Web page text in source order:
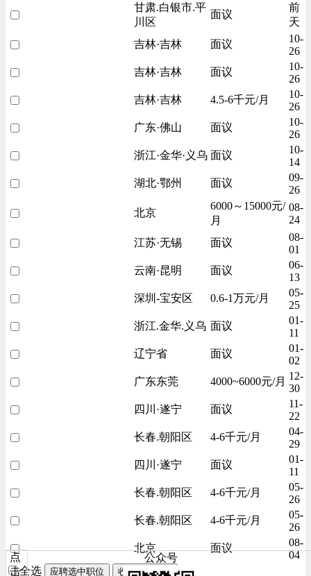
甘肃.白银市.平
川区
面议
前
天
吉林·吉林
面议
10-
26
吉林·吉林
面议
10-
26
吉林·吉林
4.5-6千元/月
10-
26
广东·佛山
面议
10-
26
浙江·金华·义乌 面议
10-
14
湖北·鄂州
面议
09-
26
北京
6000～15000元/
月
08-
24
江苏·无锡
面议
08-
01
云南·昆明
面议
06-
13
深圳-宝安区
0.6-1万元/月
05-
25
浙江.金华.义乌 面议
01-
11
辽宁省
面议
01-
02
广东东莞
4000~6000元/月 12-
30
四川·遂宁
面议
11-
22
长春.朝阳区
4-6千元/月
04-
29
四川·遂宁
面议
01-
11
长春.朝阳区
4-6千元/月
05-
26
长春.朝阳区
4-6千元/月
05-
26
北京
面议
08-
04
全选
应聘选中职位 收藏选中职位
点
击
公众号